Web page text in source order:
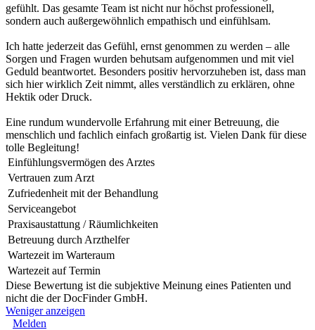
gefühlt. Das gesamte Team ist nicht nur höchst professionell,
sondern auch außergewöhnlich empathisch und einfühlsam.
Ich hatte jederzeit das Gefühl, ernst genommen zu werden – alle
Sorgen und Fragen wurden behutsam aufgenommen und mit viel
Geduld beantwortet. Besonders positiv hervorzuheben ist, dass man
sich hier wirklich Zeit nimmt, alles verständlich zu erklären, ohne
Hektik oder Druck.
Eine rundum wundervolle Erfahrung mit einer Betreuung, die
menschlich und fachlich einfach großartig ist. Vielen Dank für diese
tolle Begleitung!
Einfühlungsvermögen des Arztes
Vertrauen zum Arzt
Zufriedenheit mit der Behandlung
Serviceangebot
Praxisaustattung / Räumlichkeiten
Betreuung durch Arzthelfer
Wartezeit im Warteraum
Wartezeit auf Termin
Diese Bewertung ist die subjektive Meinung eines Patienten und
nicht die der DocFinder GmbH.
Weniger anzeigen
Melden